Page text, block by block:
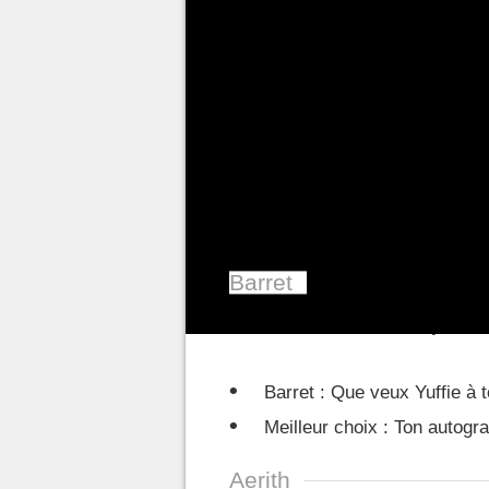
Barret
Barret : Que veux Yuffie à
Meilleur choix : Ton
Aerith